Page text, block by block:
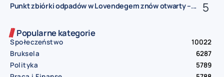
Punkt zbiórki odpadów w Lovendegem znów otwarty –...
Popularne kategorie
Społeczeństwo
10022
Bruksela
6287
Polityka
5789